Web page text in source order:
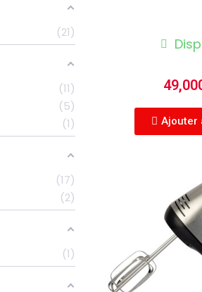
21
11
5
1
17
2
1
Ajouter